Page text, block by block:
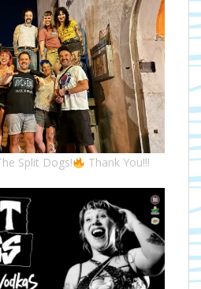
Split Dogs! Thank You!!!